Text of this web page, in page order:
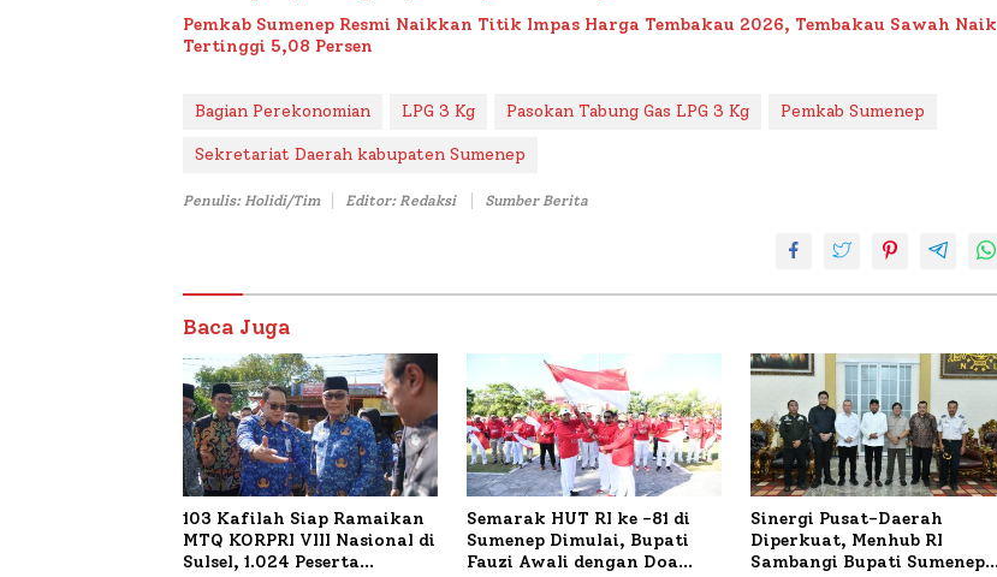
Pemkab Sumenep Resmi Naikkan Titik Impas Harga Tembakau 2026, Tembakau Sawah Naik
Tertinggi 5,08 Persen
Bagian Perekonomian LPG 3 Kg Pasokan Tabung Gas LPG 3 Kg Pemkab Sumenep
Sekretariat Daerah kabupaten Sumenep
Penulis: Holidi/Tim Editor: Redaksi Sumber Berita
Baca Juga
103 Kafilah Siap Ramaikan
MTQ KORPRI VIII Nasional di
Sulsel, 1.024 Peserta
Semarak HUT RI ke -81 di
Sumenep Dimulai, Bupati
Fauzi Awali dengan Doa
Sinergi Pusat-Daerah
Diperkuat, Menhub RI
Sambangi Bupati Sumenep